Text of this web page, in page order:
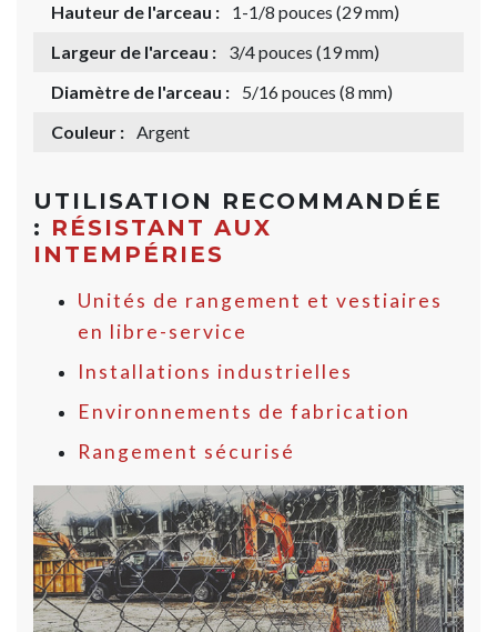
Hauteur de l'arceau :
1-1/8 pouces (29 mm)
Largeur de l'arceau :
3/4 pouces (19 mm)
Diamètre de l'arceau :
5/16 pouces (8 mm)
Couleur : Argent
UTILISATION RECOMMANDÉE
: RÉSISTANT AUX
INTEMPÉRIES
Unités de rangement et vestiaires
en libre-service
Installations industrielles
Environnements de fabrication
Rangement sécurisé